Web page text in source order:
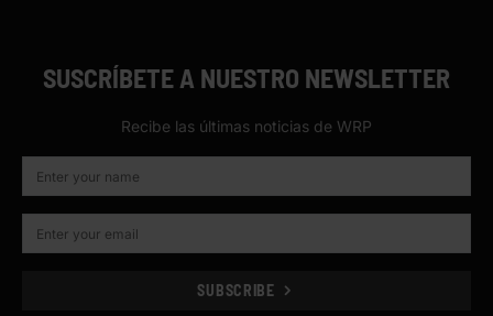
SUSCRÍBETE A NUESTRO NEWSLETTER
Recibe las últimas noticias de WRP
SUBSCRIBE